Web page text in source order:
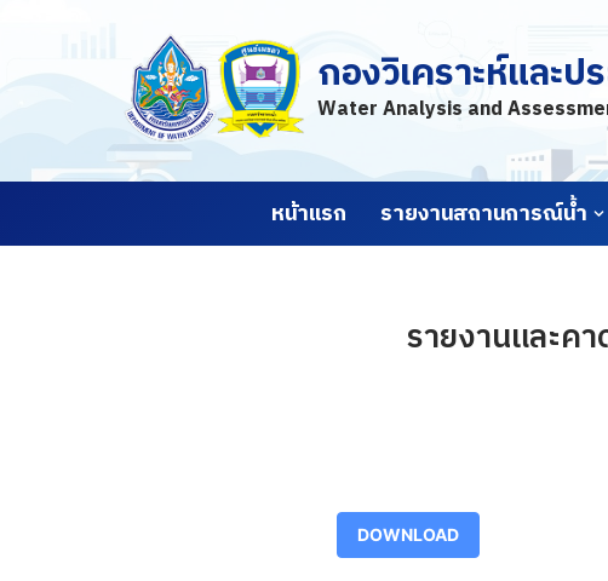
กองวิเคราะห์และ
Water Analysis and
หน้าแรก รายงานสถานการณ์น้ำ
รายงานและค
DOWNLOAD